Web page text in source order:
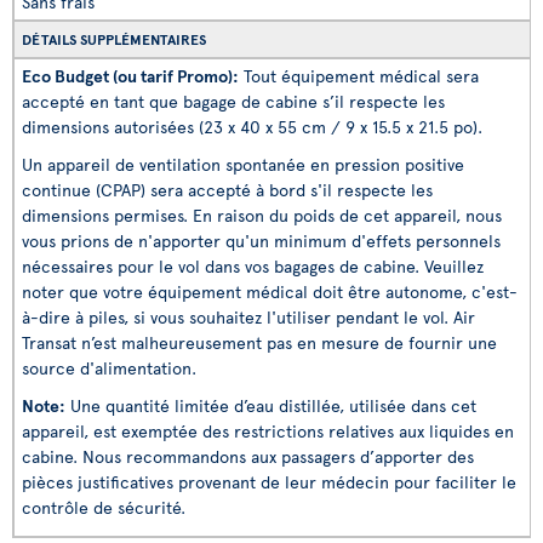
DÉTAILS SUPPLÉMENTAIRES
Eco Budget (ou tarif Promo): Tout équipement médical sera
accepté en tant que bagage de cabine s’il respecte les
dimensions autorisées (23 x 40 x 55 cm / 9 x 15.5 x 21.5 po).
Un appareil de ventilation spontanée en pression positive
continue (CPAP) sera accepté à bord s'il respecte les
dimensions permises. En raison du poids de cet appareil, nous
vous prions de n'apporter qu'un minimum d'effets personnels
nécessaires pour le vol dans vos bagages de cabine. Veuillez
noter que votre équipement médical doit être autonome, c'est-
à-dire à piles, si vous souhaitez l'utiliser pendant le vol. Air
Transat n’est malheureusement pas en mesure de fournir une
source d'alimentation.
Note: Une quantité limitée d’eau distillée, utilisée dans cet
appareil, est exemptée des restrictions relatives aux liquides en
cabine. Nous recommandons aux passagers d’apporter des
pièces justificatives provenant de leur médecin pour faciliter le
contrôle de sécurité.